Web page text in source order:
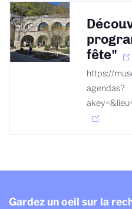
fête"
https://
agendas?
Gardez un oeil sur la